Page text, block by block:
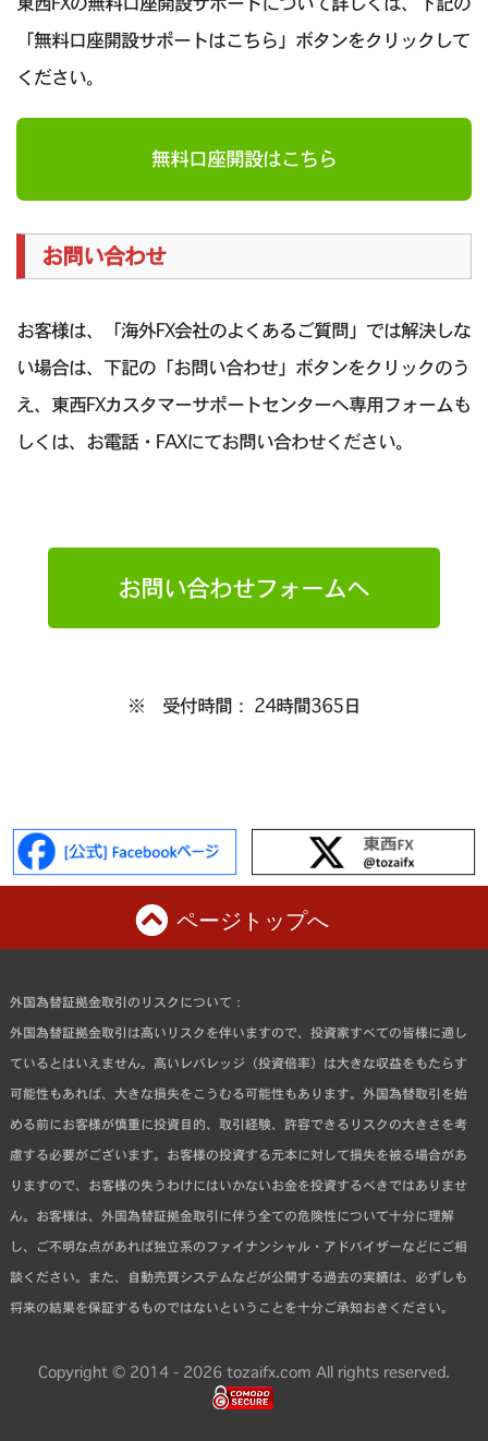
「無料口座開設サポートはこちら」ボタンをクリックして
ください。
無料口座開設はこちら
お問い合わせ
お客様は、「海外FX会社のよくあるご質問」では解決しな
い場合は、下記の「お問い合わせ」ボタンをクリックのう
え、東西FXカスタマーサポートセンターへ専用フォームも
しくは、お電話・FAXにてお問い合わせください。
お問い合わせフォームへ
※ 受付時間： 24時間365日
ページトップへ
外国為替証拠金取引のリスクについて：
外国為替証拠金取引は高いリスクを伴いますので、投資家すべての皆様に適し
ているとはいえません。高いレバレッジ（投資倍率）は大きな収益をもたらす
可能性もあれば、大きな損失をこうむる可能性もあります。外国為替取引を始
める前にお客様が慎重に投資目的、取引経験、許容できるリスクの大きさを考
慮する必要がございます。お客様の投資する元本に対して損失を被る場合があ
りますので、お客様の失うわけにはいかないお金を投資するべきではありませ
ん。お客様は、外国為替証拠金取引に伴う全ての危険性について十分に理解
し、ご不明な点があれば独立系のファイナンシャル・アドバイザーなどにご相
談ください。また、自動売買システムなどが公開する過去の実績は、必ずしも
将来の結果を保証するものではないということを十分ご承知おきください。
Copyright © 2014 - 2026 tozaifx.com All rights reserved.